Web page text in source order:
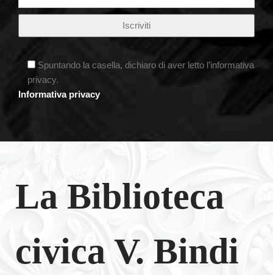
Spuntando la casella, dichiaro di aver letto l’informativa
privacy.
Informativa privacy
La Biblioteca
civica V. Bindi